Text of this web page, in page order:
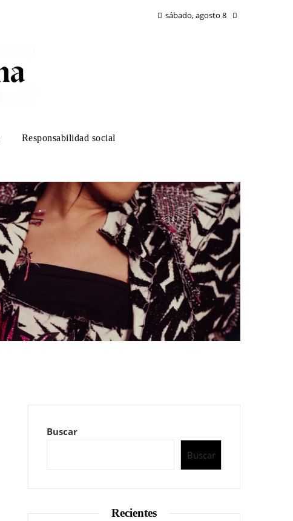
sábado, agosto 8
Responsabilidad social
Buscar
Buscar
Recientes